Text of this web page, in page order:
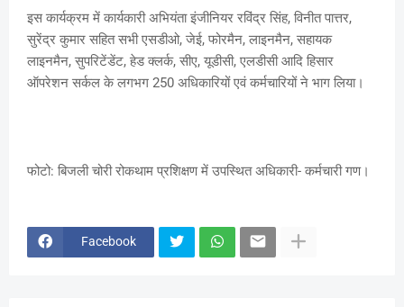
इस कार्यक्रम में कार्यकारी अभियंता इंजीनियर रविंद्र सिंह, विनीत पात्तर,
सुरेंद्र कुमार सहित सभी एसडीओ, जेई, फोरमैन, लाइनमैन, सहायक
लाइनमैन, सुपरिटेंडेंट, हेड क्लर्क, सीए, यूडीसी, एलडीसी आदि हिसार
ऑपरेशन सर्कल के लगभग 250 अधिकारियों एवं कर्मचारियों ने भाग लिया।
फोटो: बिजली चोरी रोकथाम प्रशिक्षण में उपस्थित अधिकारी- कर्मचारी गण।
Facebook